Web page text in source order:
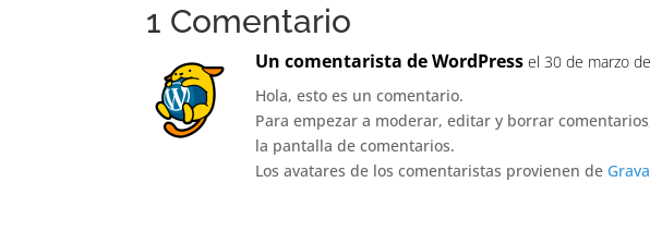
1 Comentario
Un comentarista de WordPress el 30 de marzo
Hola, esto es un comentario.
Para empezar a moderar, editar y borrar
la pantalla de comentarios.
Los avatares de los comentaristas provienen de